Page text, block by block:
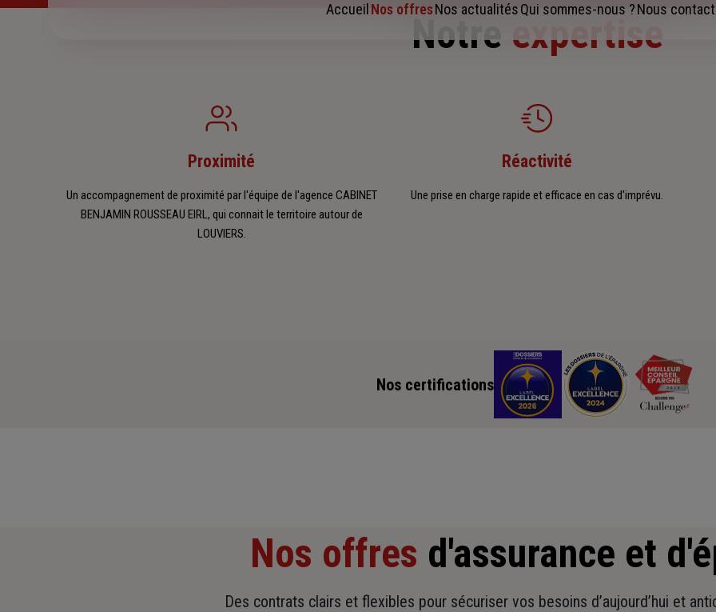
Accueil Nos offresNos actualitésQui sommes-nous ?Nous
Notre expertise
Proximité
Un accompagnement de proximité par l'équipe de l'agence CABINET
BENJAMIN ROUSSEAU EIRL, qui connait le territoire autour de
LOUVIERS.
Réactivité
Une prise en charge rapide et efficace en cas d'imprévu.
Nos certifications
Nos offres d'assurance et
Des contrats clairs et flexibles pour sécuriser vos besoins d’aujourd’hui et